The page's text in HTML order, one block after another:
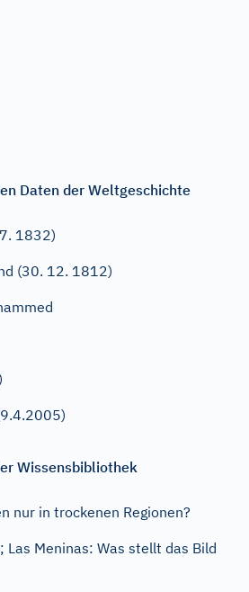
Daten der Weltgeschichte
1832)
(30. 12. 1812)
Wissensbibliothek
nur in trockenen Regionen?
Las Meninas: Was stellt das Bild